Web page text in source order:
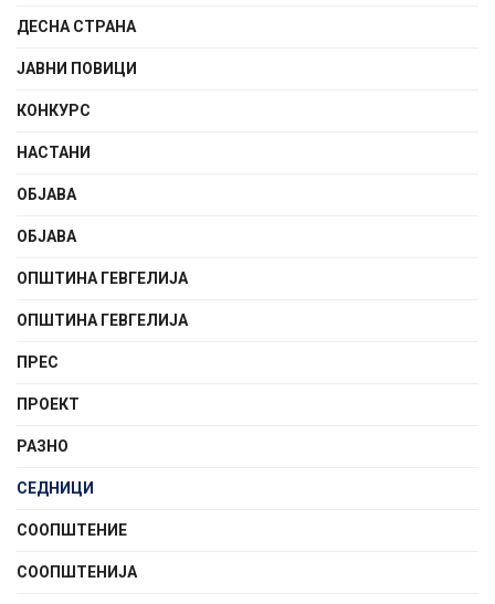
ДЕСНА СТРАНА
ЈАВНИ ПОВИЦИ
КОНКУРС
НАСТАНИ
ОБЈАВА
ОБЈАВА
ОПШТИНА ГЕВГЕЛИЈА
ОПШТИНА ГЕВГЕЛИЈА
ПРЕС
ПРОЕКТ
РАЗНО
СЕДНИЦИ
СООПШТЕНИE
СООПШТЕНИЈА